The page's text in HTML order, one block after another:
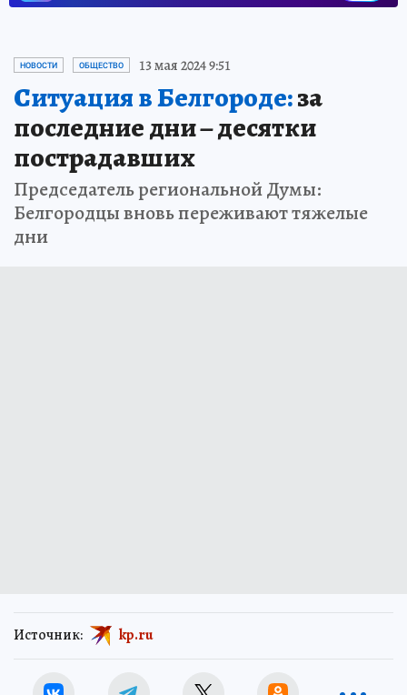
НОВОСТИ ОБЩЕСТВО 13 мая 2024 9:51
Ситуация в Белгороде:за
последние дни – десятки
пострадавших
Председатель региональной Думы:
Белгородцы вновь переживают тяжелые
дни
Источник: kp.ru